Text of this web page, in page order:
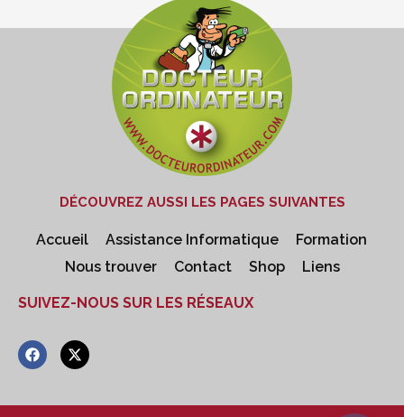
DÉCOUVREZ AUSSI LES PAGES SUIVANTES
Accueil Assistance Informatique
Formation
Nous trouver
Contact Shop Liens
SUIVEZ-NOUS SUR LES RÉSEAUX
F
a
b
X
-
i